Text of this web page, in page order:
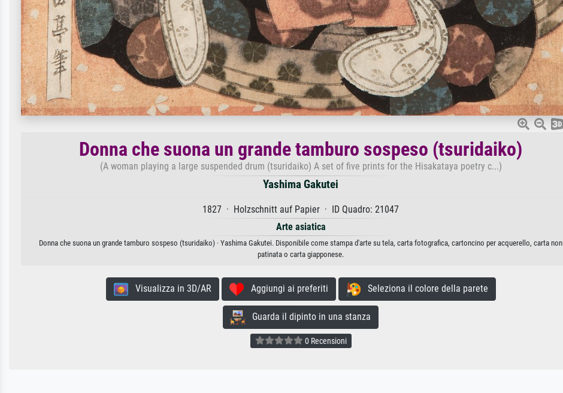
Donna che suona un grande tamburo sospeso (tsuridaiko)
(A woman playing a large suspended drum (tsuridaiko) A set of five prints for the Hisakataya poetry c...)
Yashima Gakutei
1827 · Holzschnitt auf Papier · ID Quadro: 21047
Arte asiatica
Donna che suona un grande tamburo sospeso (tsuridaiko) · Yashima Gakutei. Disponibile come stampa d'arte su tela, carta fotografica, cartoncino per acquerello, carta non
patinata o carta giapponese.
Visualizza in 3D/AR Aggiungi ai preferiti Seleziona il colore della parete
Guarda il dipinto in una stanza
0 Recensioni